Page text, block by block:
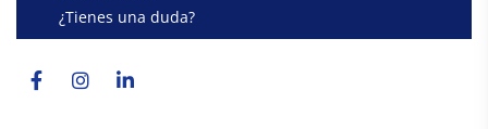
¿Tienes una duda?
f